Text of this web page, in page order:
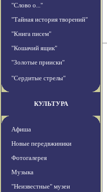
"Слово о..."
"Тайная история творений"
"Книга писем"
"Кошачий ящик"
"Золотые прииски"
"Сердитые стрелы"
КУЛЬТУРА
Афиша
Новые передвжиники
Фотогалерея
Музыка
"Неизвестные" музеи